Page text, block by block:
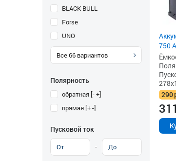
BLACK BULL
Forse
UNO
Все66 вариантов
Полярность
обратная [- +]
прямая [+ -]
Пусковой ток
-
750
290
311